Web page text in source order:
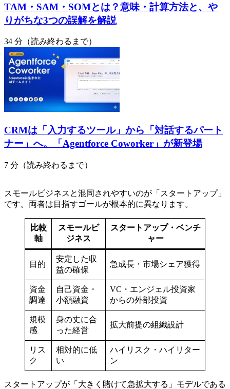
TAM・SAM・SOMとは？意味・計算方法と、や
りがちな3つの誤解を解説
34 分（読み終わるまで）
CRMは「入力するツール」から「対話するパート
ナー」へ。「Agentforce Coworker」が新登場
7 分（読み終わるまで）
スモールビジネスと混同されやすいのが「スタートアップ」
です。両者は目指すゴールが根本的に異なります。
比較
軸
スモールビ
ジネス
スタートアップ・ベンチ
ャー
目的
安定した収
益の確保
急成長・市場シェア獲得
資金
調達
自己資金・
小額融資
VC・エンジェル投資家
からの外部投資
規模
感
身の丈に合
った経営
拡大前提の組織設計
リス
ク
相対的に低
い
ハイリスク・ハイリター
ン
スタートアップが「大きく賭けて急拡大する」モデルである